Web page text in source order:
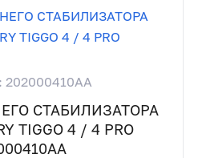
202000410AA
СТАБИЛИЗАТОРА
TIGGO 4 / 4 PRO